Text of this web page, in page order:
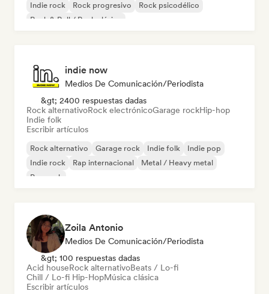
Indie rock
Rock progresivo
Rock psicodélico
Rock & Roll / Rock clásico
indie now
Medios De Comunicación/Periodista
&gt; 2400 respuestas dadas
Rock alternativoRock electrónicoGarage rockHip-hop
Indie folk
Escribir artículos
Rock alternativo Garage rock Indie folk
Indie pop
Indie rock
Rap internacional
Metal / Heavy metal
Pop rock
Zoila Antonio
Medios De Comunicación/Periodista
&gt; 100 respuestas dadas
Acid houseRock alternativoBeats / Lo-fi
Chill / Lo-fi Hip-HopMúsica clásica
Escribir artículos